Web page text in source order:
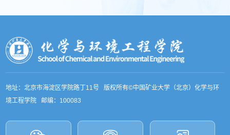
地址：北京市海淀区学院路丁11号 版权所有©中国矿业大学（北京）化学与环
境工程学院 邮编：100083